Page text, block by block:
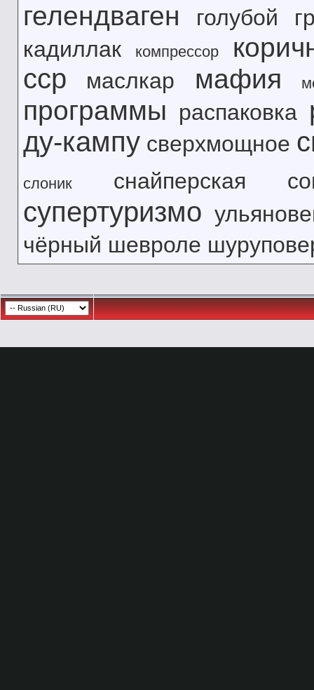
гелендваген голубой
кадиллак
компрессор
сср маслкар мафия
программы распаковка
ду-кампу сверхмощное
слоник снайперская
супертуризмо
чёрный шевроле